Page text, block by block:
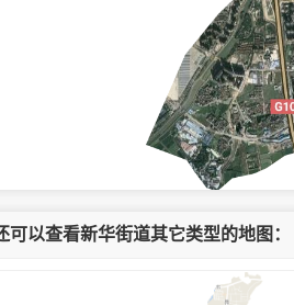
可以查看新华街道其它类型的地图：